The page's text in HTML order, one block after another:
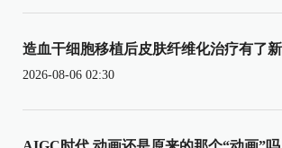
造血干细胞移植后皮肤纤维化治疗有了
2026-08-06 02:30